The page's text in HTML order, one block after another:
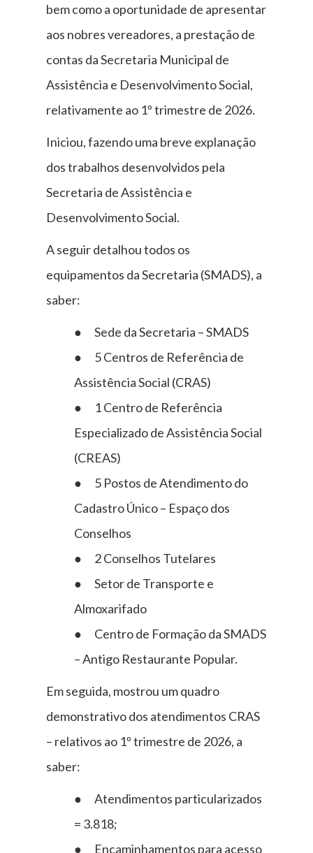
bem como a oportunidade de apresentar
aos nobres vereadores, a prestação de
contas da Secretaria Municipal de
Assistência e Desenvolvimento Social,
relativamente ao 1º trimestre de 2026.
Iniciou, fazendo uma breve explanação
dos trabalhos desenvolvidos pela
Secretaria de Assistência e
Desenvolvimento Social.
A seguir detalhou todos os
equipamentos da Secretaria (SMADS), a
saber:
● Sede da Secretaria – SMADS
● 5 Centros de Referência de
Assistência Social (CRAS)
● 1 Centro de Referência
Especializado de Assistência Social
(CREAS)
● 5 Postos de Atendimento do
Cadastro Único – Espaço dos
Conselhos
● 2 Conselhos Tutelares
● Setor de Transporte e
Almoxarifado
● Centro de Formação da SMADS
– Antigo Restaurante Popular.
Em seguida, mostrou um quadro
demonstrativo dos atendimentos CRAS
– relativos ao 1º trimestre de 2026, a
saber:
● Atendimentos particularizados
= 3.818;
● Encaminhamentos para acesso